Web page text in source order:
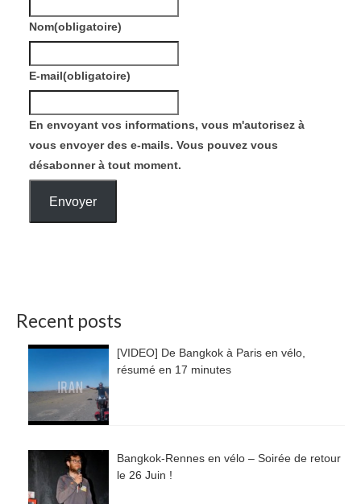
Nom(obligatoire)
E-mail(obligatoire)
En envoyant vos informations, vous m'autorisez à
vous envoyer des e-mails. Vous pouvez vous
désabonner à tout moment.
Envoyer
Recent posts
[VIDEO] De Bangkok à Paris en vélo,
résumé en 17 minutes
Bangkok-Rennes en vélo – Soirée de retour
le 26 Juin !